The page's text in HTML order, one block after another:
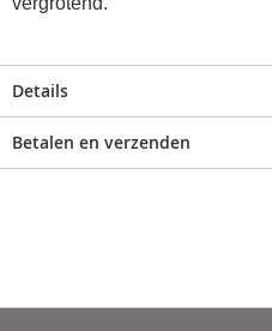
Details
Betalen en verzenden